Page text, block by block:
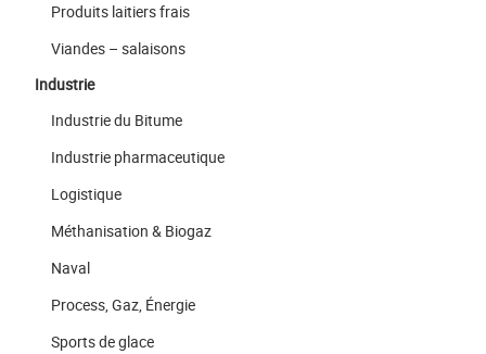
Produits laitiers frais
Viandes – salaisons
Industrie
Industrie du Bitume
Industrie pharmaceutique
Logistique
Méthanisation & Biogaz
Naval
Process, Gaz, Énergie
Sports de glace